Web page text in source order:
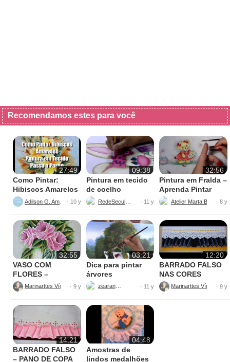
Recomendamos estes para você
27:49
Como Pintar:
Hibiscos Amarelos
· 10 y
09:38
Pintura em tecido
de coelho
RedeSeculo21 · 11 y
32:56
Pintura em Fralda –
Aprenda Pintar
Ursinha
Atelier Marta Beatriz· 8 y
32:55
VASO COM
FLORES –
PINTURAS
· 9 y
03:21
Dica para pintar
árvores
zearantes · 11 y
12:20
BARRADO FALSO
NAS CORES
AMARELO E
PRETO
· 9 y
14:21
BARRADO FALSO
– PANO DE COPA
04:48
Amostras de
lindos medalhões